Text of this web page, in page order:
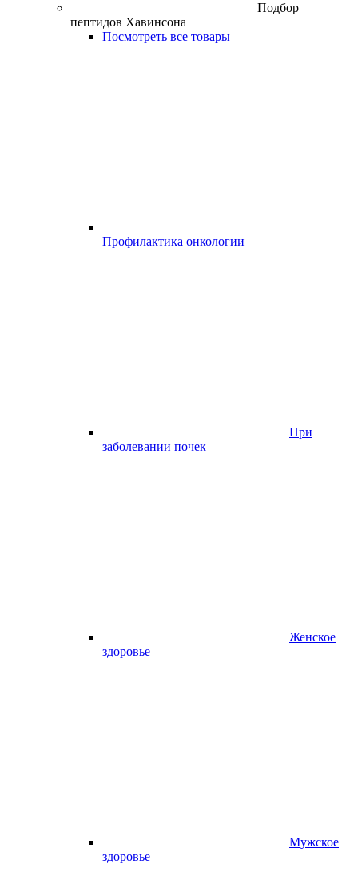
Подбор
пептидов Хавинсона
Посмотреть все товары
Профилактика онкологии
При
заболевании почек
Женское
здоровье
Мужское
здоровье